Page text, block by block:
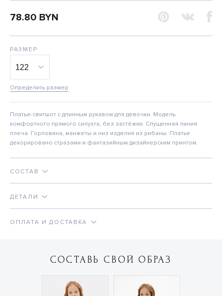
78.80 BYN
РАЗМЕР
Определить размер
Платье-свитшот с длинным рукавом для девочки. Модель
комфортного прямого силуэта, без застёжки. Спущенная линия
плеча. Горловина, манжеты и низ изделия из рибаны. Платье
декорировано стразами и фантазийным дизайнерским принтом.
СОСТАВ
ДЕТАЛИ
ОПЛАТА И ДОСТАВКА
СОСТАВЬ СВОЙ ОБРАЗ